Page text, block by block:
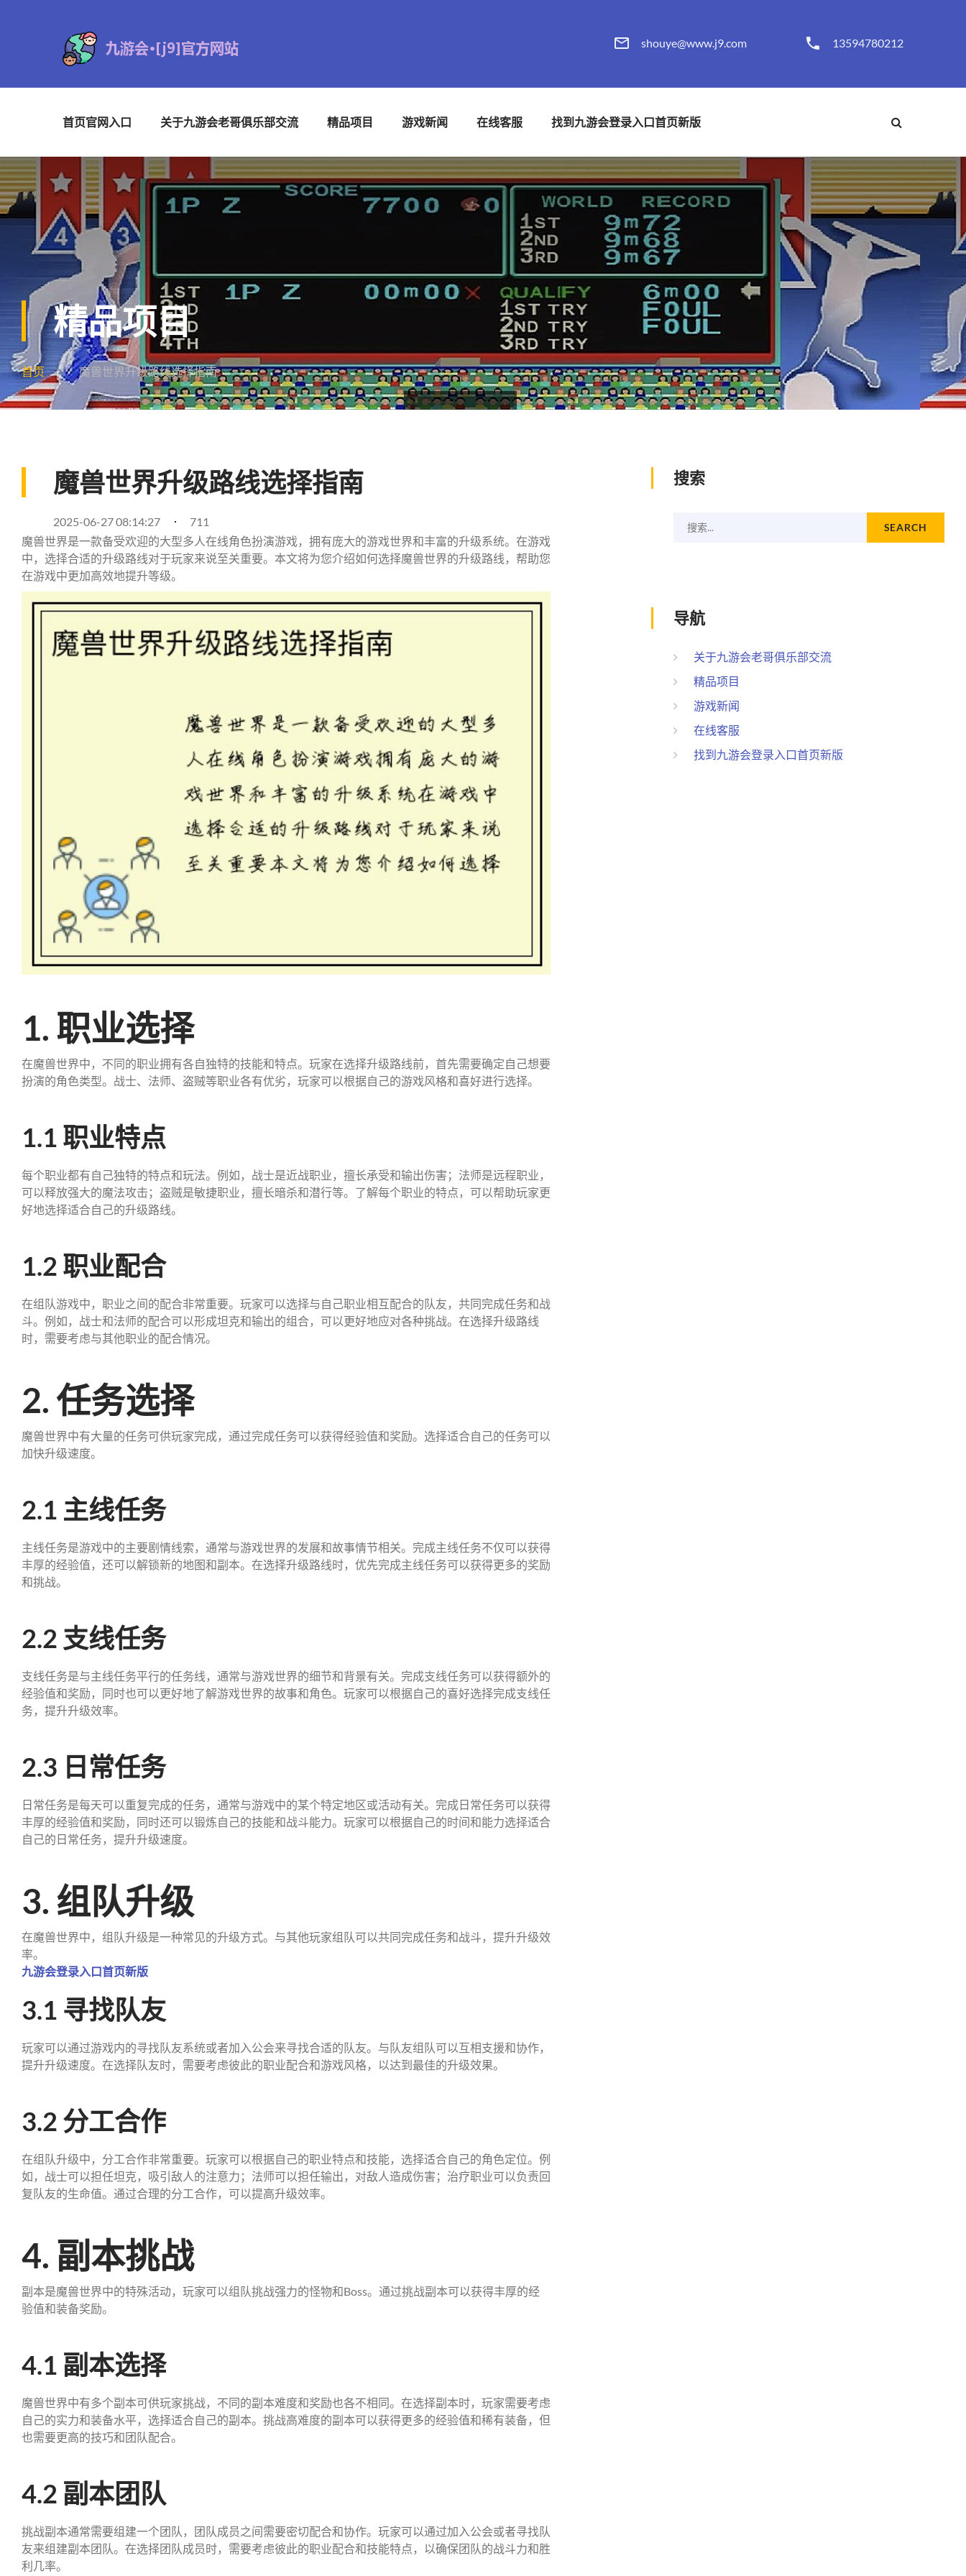
shouye@www.j9.com 13594780212
首页官网入口 关于九游会老哥俱乐部交流 精品项目 游戏新闻 在线客服 找到九游会登录入口首页新版
精品项目
首页 魔兽世界升级路线选择指南
魔兽世界升级路线选择指南
2025-06-27 08:14:27
711
魔兽世界是一款备受欢迎的大型多人在线角色扮演游戏，拥有庞大的游戏世界和丰富的升级系统。在游戏
中，选择合适的升级路线对于玩家来说至关重要。本文将为您介绍如何选择魔兽世界的升级路线，帮助您
在游戏中更加高效地提升等级。
1. 职业选择
在魔兽世界中，不同的职业拥有各自独特的技能和特点。玩家在选择升级路线前，首先需要确定自己想要
扮演的角色类型。战士、法师、盗贼等职业各有优劣，玩家可以根据自己的游戏风格和喜好进行选择。
1.1 职业特点
每个职业都有自己独特的特点和玩法。例如，战士是近战职业，擅长承受和输出伤害；法师是远程职业，
可以释放强大的魔法攻击；盗贼是敏捷职业，擅长暗杀和潜行等。了解每个职业的特点，可以帮助玩家更
好地选择适合自己的升级路线。
1.2 职业配合
在组队游戏中，职业之间的配合非常重要。玩家可以选择与自己职业相互配合的队友，共同完成任务和战
斗。例如，战士和法师的配合可以形成坦克和输出的组合，可以更好地应对各种挑战。在选择升级路线
时，需要考虑与其他职业的配合情况。
2. 任务选择
魔兽世界中有大量的任务可供玩家完成，通过完成任务可以获得经验值和奖励。选择适合自己的任务可以
加快升级速度。
2.1 主线任务
主线任务是游戏中的主要剧情线索，通常与游戏世界的发展和故事情节相关。完成主线任务不仅可以获得
丰厚的经验值，还可以解锁新的地图和副本。在选择升级路线时，优先完成主线任务可以获得更多的奖励
和挑战。
2.2 支线任务
支线任务是与主线任务平行的任务线，通常与游戏世界的细节和背景有关。完成支线任务可以获得额外的
经验值和奖励，同时也可以更好地了解游戏世界的故事和角色。玩家可以根据自己的喜好选择完成支线任
务，提升升级效率。
2.3 日常任务
日常任务是每天可以重复完成的任务，通常与游戏中的某个特定地区或活动有关。完成日常任务可以获得
丰厚的经验值和奖励，同时还可以锻炼自己的技能和战斗能力。玩家可以根据自己的时间和能力选择适合
自己的日常任务，提升升级速度。
3. 组队升级
在魔兽世界中，组队升级是一种常见的升级方式。与其他玩家组队可以共同完成任务和战斗，提升升级效
率。
九游会登录入口首页新版
3.1 寻找队友
玩家可以通过游戏内的寻找队友系统或者加入公会来寻找合适的队友。与队友组队可以互相支援和协作，
提升升级速度。在选择队友时，需要考虑彼此的职业配合和游戏风格，以达到最佳的升级效果。
3.2 分工合作
在组队升级中，分工合作非常重要。玩家可以根据自己的职业特点和技能，选择适合自己的角色定位。例
如，战士可以担任坦克，吸引敌人的注意力；法师可以担任输出，对敌人造成伤害；治疗职业可以负责回
复队友的生命值。通过合理的分工合作，可以提高升级效率。
4. 副本挑战
副本是魔兽世界中的特殊活动，玩家可以组队挑战强力的怪物和Boss。通过挑战副本可以获得丰厚的经
验值和装备奖励。
4.1 副本选择
魔兽世界中有多个副本可供玩家挑战，不同的副本难度和奖励也各不相同。在选择副本时，玩家需要考虑
自己的实力和装备水平，选择适合自己的副本。挑战高难度的副本可以获得更多的经验值和稀有装备，但
也需要更高的技巧和团队配合。
4.2 副本团队
挑战副本通常需要组建一个团队，团队成员之间需要密切配合和协作。玩家可以通过加入公会或者寻找队
友来组建副本团队。在选择团队成员时，需要考虑彼此的职业配合和技能特点，以确保团队的战斗力和胜
利几率。
搜索
搜索... SEARCH
导航
关于九游会老哥俱乐部交流
精品项目
游戏新闻
在线客服
找到九游会登录入口首页新版